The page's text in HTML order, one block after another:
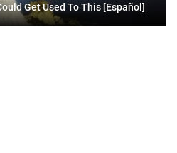
Get Used To This [Español]